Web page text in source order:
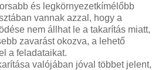
és legkörnyezetkímélőbb
vannak azzal, hogy a
nem állhat le a takarítás miatt,
zavarást okozva, a lehető
a feladataikat.
valójában jóval többet jelent,